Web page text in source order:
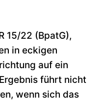
15/22 (BpatG),
in eckigen
auf ein
führt nicht
wenn sich das